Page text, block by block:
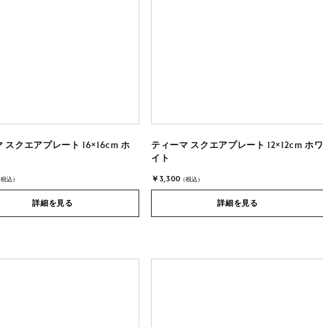
スクエアプレート 16×16cm ホ
込)
詳細を見る
ティーマ スクエアプレート 12×12cm ホワ
イト
￥3,300 (税込)
詳細を見る